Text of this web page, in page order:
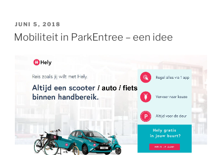
GEPLAATST
OP
JUNI 5, 2018
Mobiliteit in ParkEntree – een idee